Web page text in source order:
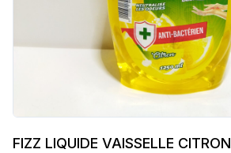
FIZZ LIQUIDE VAISSELLE CITRON